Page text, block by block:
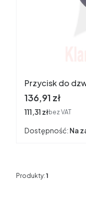
Przycisk do
Cena
136,91 zł
Cena
111,31 złbez VAT
Dostępność: Na
Produkty: 1